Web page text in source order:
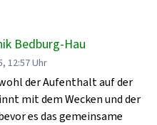
Bedburg-Hau
12:57 Uhr
der Aufenthalt auf der
mit dem Wecken und der
es das gemeinsame